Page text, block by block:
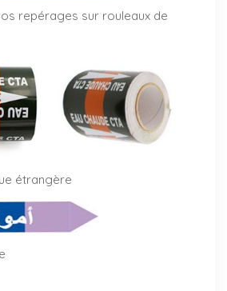
repérages sur rouleaux de
étrangère